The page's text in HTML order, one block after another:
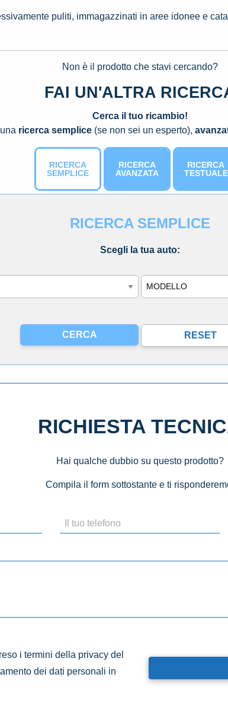
puliti, immagazzinati in aree idonee e
Non è il prodotto che stavi cercando?
FAI UN'ALTRA
Cerca il tuo ricambio!
ricerca semplice (se non sei un esperto),
RICERCA
SEMPLICE
RICERCA
AVANZATA
RICERCA
TESTUALE
RICERCA SEMPLICE
Scegli la tua auto:
Modello
RICHIESTA
Hai qualche dubbio su questo prodotto?
Compila il form sottostante e ti
i termini della privacy del
dei dati personali in